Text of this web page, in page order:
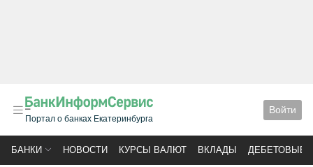
Портал о банках Екатеринбурга
Войти
БАНКИ НОВОСТИ КУРСЫ ВАЛЮТ ВКЛАДЫ ДЕБЕТОВЫЕ